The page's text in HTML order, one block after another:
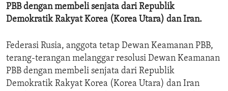
PBB dengan membeli senjata dari Republik
Demokratik Rakyat Korea (Korea Utara) dan Iran.
Federasi Rusia, anggota tetap Dewan Keamanan PBB,
terang-terangan melanggar resolusi Dewan Keamanan
PBB dengan membeli senjata dari Republik
Demokratik Rakyat Korea (Korea Utara) dan Iran